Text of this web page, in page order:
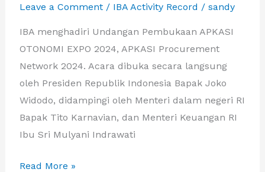
Leave a Comment / IBA Activity Record / sandy
IBA menghadiri Undangan Pembukaan APKASI
OTONOMI EXPO 2024, APKASI Procurement
Network 2024. Acara dibuka secara langsung
oleh Presiden Republik Indonesia Bapak Joko
Widodo, didampingi oleh Menteri dalam negeri RI
Bapak Tito Karnavian, dan Menteri Keuangan RI
Ibu Sri Mulyani Indrawati
IBA
Read More »